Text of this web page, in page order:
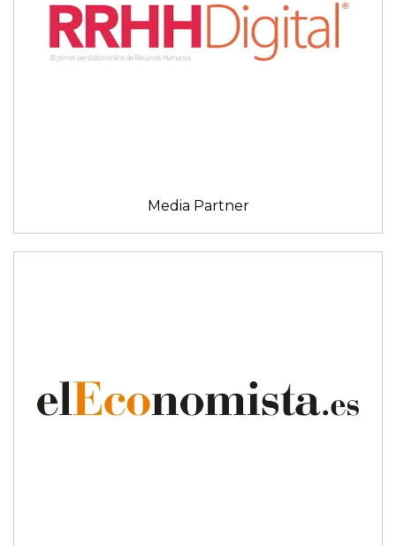
Media Partner